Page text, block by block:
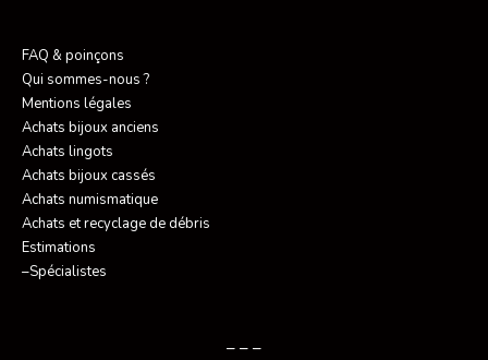
FAQ & poinçons
Qui sommes-nous ?
Mentions légales
Achats bijoux anciens
Achats lingots
Achats bijoux cassés
Achats numismatique
Achats et recyclage de débris
Estimations
–Spécialistes
– – –